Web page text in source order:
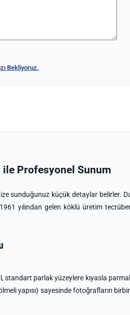
Bekliyoruz.
ile Profesyonel Sunum
sunduğunuz küçük detaylar belirler.
yılından gelen köklü üretim
parlak yüzeylere kıyasla
yapısı) sayesinde fotoğrafların